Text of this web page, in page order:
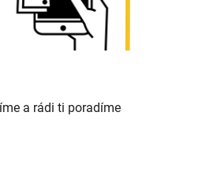
a rádi ti poradíme